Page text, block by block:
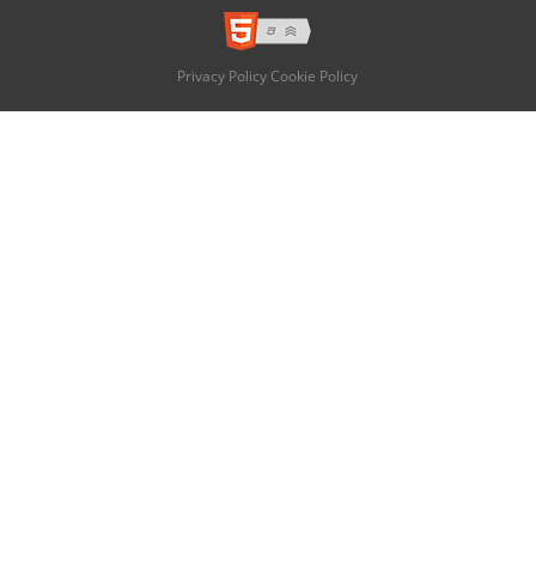
Privacy Policy Cookie Policy